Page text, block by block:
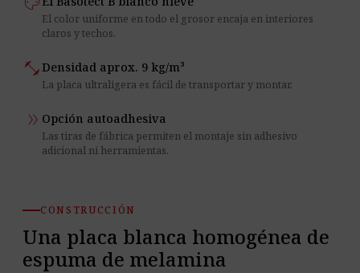
El color uniforme en todo el grosor encaja en interiores
claros y techos.
fitness_centerDensidad aprox. 9 kg/m³
La placa ultraligera es fácil de transportar y montar.
double_arrow Opción autoadhesiva
Las tiras de fábrica permiten el montaje sin adhesivo
adicional ni herramientas.
CONSTRUCCIÓN
Una placa blanca homogénea de
espuma de melamina